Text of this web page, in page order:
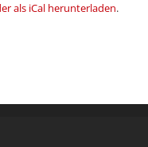
als iCal herunterladen.